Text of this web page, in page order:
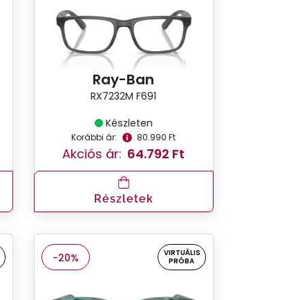
Ray-Ban
RX7232M F691
Készleten
Korábbi ár: 80.990 Ft
Akciós ár: 64.792 Ft
Részletek
-20%
VIRTUÁLIS
PRÓBA